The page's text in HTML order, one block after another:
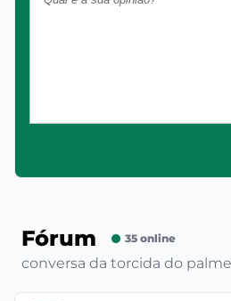
Fórum 35 online
conversa da torcida do